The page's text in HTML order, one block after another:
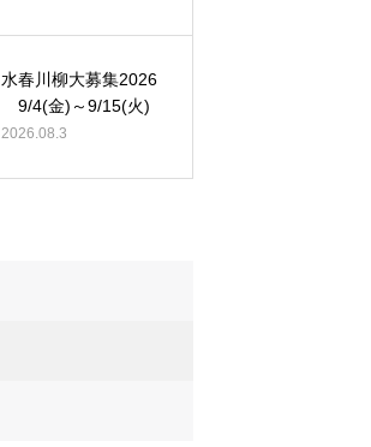
水春川柳大募集2026
9/4(金)～9/15(火)
2026.08.3